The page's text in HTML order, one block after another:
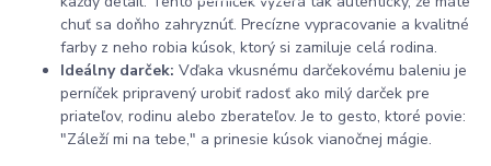
chuť sa doňho zahryznúť. Precízne vypracovanie a kvalitné
farby z neho robia kúsok, ktorý si zamiluje celá rodina.
Ideálny darček: Vďaka vkusnému darčekovému baleniu je
perníček pripravený urobiť radosť ako milý darček pre
priateľov, rodinu alebo zberateľov. Je to gesto, ktoré povie:
"Záleží mi na tebe," a prinesie kúsok vianočnej mágie.